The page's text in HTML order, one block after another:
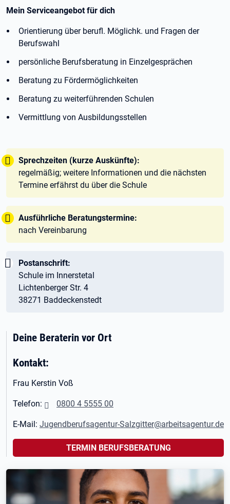
Mein Serviceangebot für dich
Orientierung über berufl. Möglichk. und Fragen der
Berufswahl
persönliche Berufsberatung in Einzelgesprächen
Beratung zu Fördermöglichkeiten
Beratung zu weiterführenden Schulen
Vermittlung von Ausbildungsstellen
Tipp:
Sprechzeiten (kurze Auskünfte):
regelmäßig; weitere Informationen und die nächsten
Termine erfährst du über die Schule
Tipp:
Ausführliche Beratungstermine:
nach Vereinbarung
Wichtig:
Postanschrift:
Schule im Innerstetal
Lichtenberger Str. 4
38271 Baddeckenstedt
Deine Beraterin vor Ort
Kontakt:
Frau Kerstin Voß
Telefon: 0800 4 5555 00
E-Mail: Jugendberufsagentur-Salzgitter@arbeitsagentur.de
TERMIN BERUFSBERATUNG